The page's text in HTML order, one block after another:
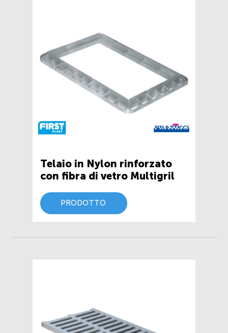
Telaio in Nylon rinforzato
con fibra di vetro Multigril
PRODOTTO